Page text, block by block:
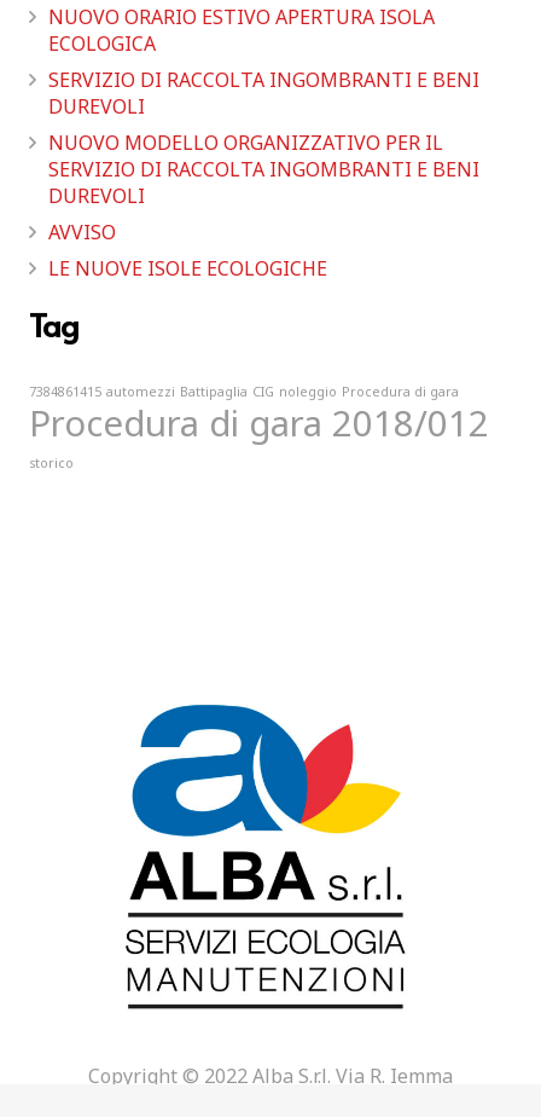
NUOVO ORARIO ESTIVO APERTURA ISOLA
ECOLOGICA
SERVIZIO DI RACCOLTA INGOMBRANTI E BENI
DUREVOLI
NUOVO MODELLO ORGANIZZATIVO PER IL
SERVIZIO DI RACCOLTA INGOMBRANTI E BENI
DUREVOLI
AVVISO
LE NUOVE ISOLE ECOLOGICHE
Tag
7384861415 automezzi Battipaglia CIG noleggio Procedura di gara
Procedura di gara 2018/012
storico
Copyright © 2022 Alba S.r.l. Via R. Iemma